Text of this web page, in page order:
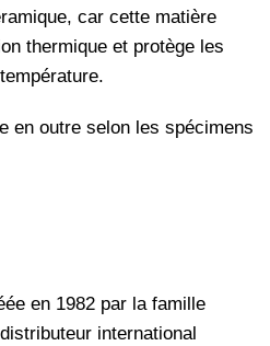
car cette matière
thermique et protège les
en outre selon les spécimens
en 1982 par la famille
international